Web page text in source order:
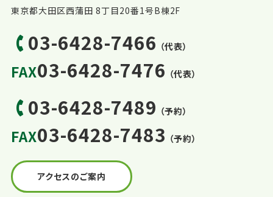
東京都大田区西蒲田 8丁目20番1号B棟2F
03-6428-7466 （代表）
FAX03-6428-7476 （代表）
03-6428-7489 （予約）
FAX03-6428-7483 （予約）
アクセスのご案内